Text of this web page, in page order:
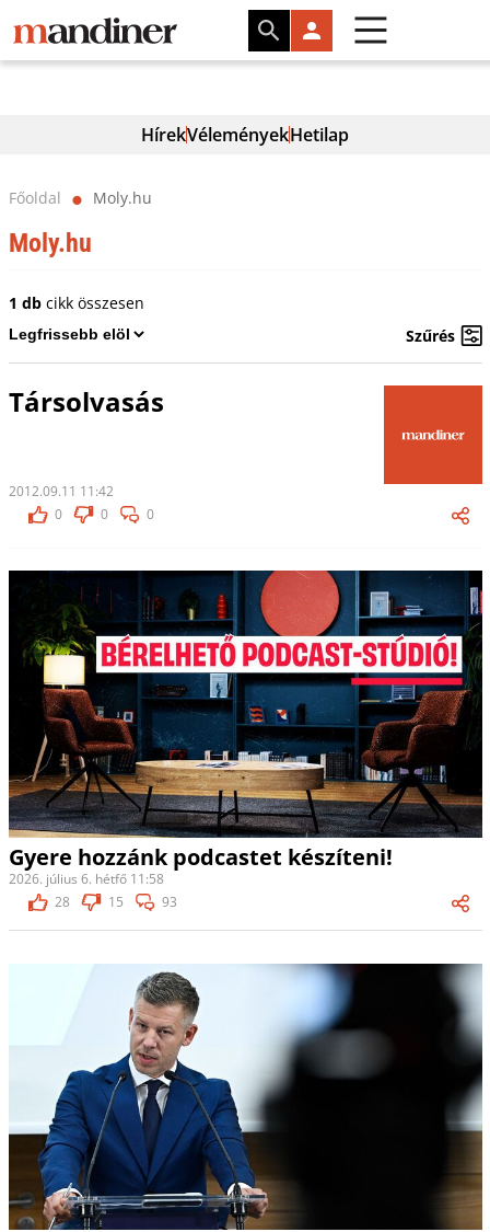
HírekVéleményekHetilap
Főoldal ⬤ Moly.hu
Moly.hu
1 dbcikk összesen
Szűrés
Társolvasás
2012.09.11 11:42
0
0 0
Gyere hozzánk podcastet készíteni!
2026. július 6. hétfő 11:58
28
15 93